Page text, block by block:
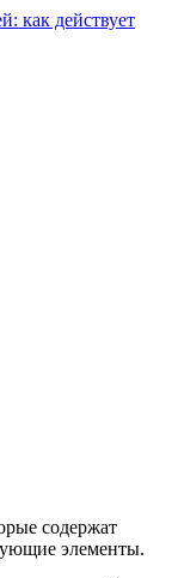
как действует
содержат
элементы.